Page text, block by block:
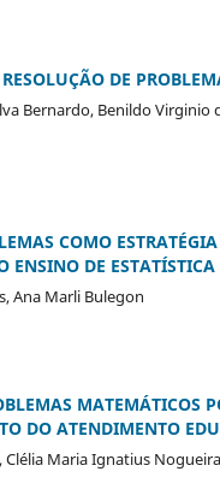
DE
Bernardo, Benildo Virginio
COMO
ENSINO DE ESTATÍSTICA
Ana Marli Bulegon
MATEMÁTICOS
DO ATENDIMENTO
Clélia Maria Ignatius